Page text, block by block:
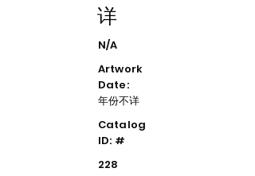
详
N/A
Artwork
Date:
年份不详
Catalog
ID: #
228